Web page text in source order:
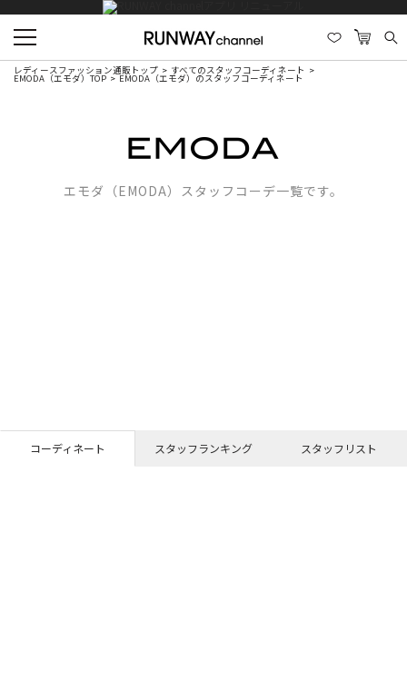
レディースファッション通販トップ すべてのスタッフコーディネート
EMODA（エモダ）TOP EMODA（エモダ）のスタッフコーディネート
エモダ（EMODA）スタッフコーデ一覧です。
コーディネート スタッフランキング スタッフリスト